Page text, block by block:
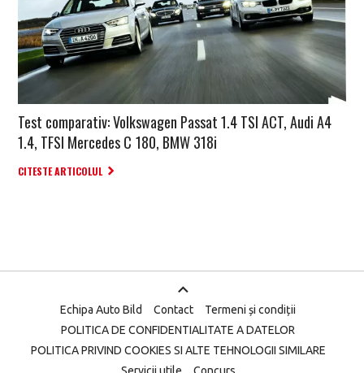
Test comparativ: Volkswagen Passat 1.4 TSI ACT, Audi A4
1.4, TFSI Mercedes C 180, BMW 318i
CITESTE ARTICOLUL
Echipa Auto Bild Contact
Termeni și condiții
POLITICA DE CONFIDENTIALITATE A DATELOR
POLITICA PRIVIND COOKIES SI ALTE TEHNOLOGII SIMILARE